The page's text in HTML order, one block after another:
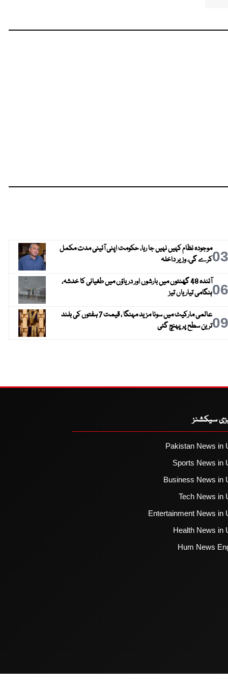
03موجودہ نظام کہیں نہیں جا رہا، حکومت اپنی آئینی مدت مکمل
کرے گی، وزیر داخلہ
06
آئندہ 48 گھنٹوں میں بارشوں اور دریاؤں میں طغیانی کا خدشہ،
ہنگامی تیاریاں تیز
09
عالمی مارکیٹ میں سونا مزید مہنگا ، قیمت 7 ہفتوں کی بلند
ترین سطح پر پہنچ گئی
سیکشنز
Pakistan News in
Sports News in
Business News in
Tech News in
Entertainment News in
Health News in
Hum News